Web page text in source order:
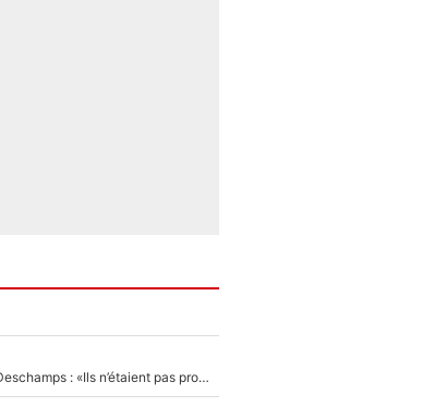
Zinédine Zidane et Didier Deschamps : «Ils n’étaient pas proches», les confidences d’un membre de l’équipe de France 1998 sur leur relation spéciale